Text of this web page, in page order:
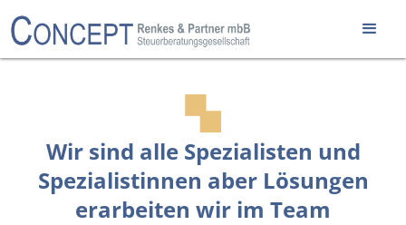
Wir sind alle Spezialisten und
Spezialistinnen aber Lösungen
erarbeiten wir im Team